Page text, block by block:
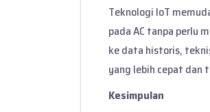
Teknologi IoT
pada AC tanpa perlu
ke data historis,
yang lebih cepat dan
Kesimpulan